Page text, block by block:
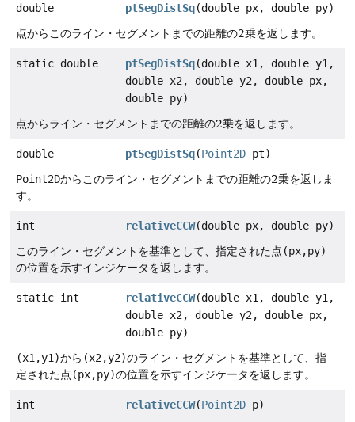
double ptSegDistSq(double px, double py)
点からこのライン・セグメントまでの距離の2乗を返します。
static double ptSegDistSq(double x1, double y1,
double x2, double y2, double px,
double py)
点からライン・セグメントまでの距離の2乗を返します。
double ptSegDistSq(Point2D pt)
Point2Dからこのライン・セグメントまでの距離の2乗を返しま
す。
int relativeCCW(double px, double py)
このライン・セグメントを基準として、指定された点 (px,py)
の位置を示すインジケータを返します。
static int relativeCCW(double x1, double y1,
double x2, double y2, double px,
double py)
(x1,y1)から (x2,y2)のライン・セグメントを基準として、指
定された点 (px,py)の位置を示すインジケータを返します。
int relativeCCW(Point2D p)